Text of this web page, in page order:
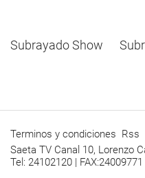
Subrayado Show
Terminos y condiciones Rss
Saeta TV Canal 10, Lorenzo
Tel: 24102120 | FAX:24009771